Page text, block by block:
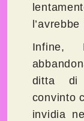
Infine,
ditta di
convinto
invidia